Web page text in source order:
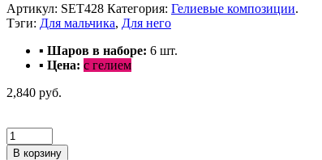
Артикул: SET428 Категория: Гелиевые композиции.
Тэги: Для мальчика, Для него
▪ Шаров в наборе: 6 шт.
▪ Цена: с гелием
2,840 руб.
В корзину